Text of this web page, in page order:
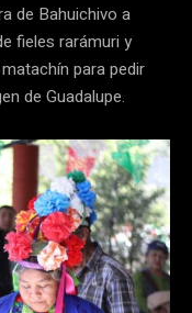
de Bahuichivo a
fieles rarámuri y
para pedir
de Guadalupe.